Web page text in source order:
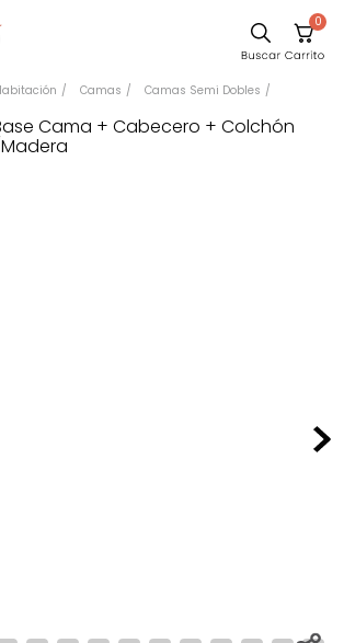
0
Camas Camas Semi Dobles
Cama + Cabecero + Colchón